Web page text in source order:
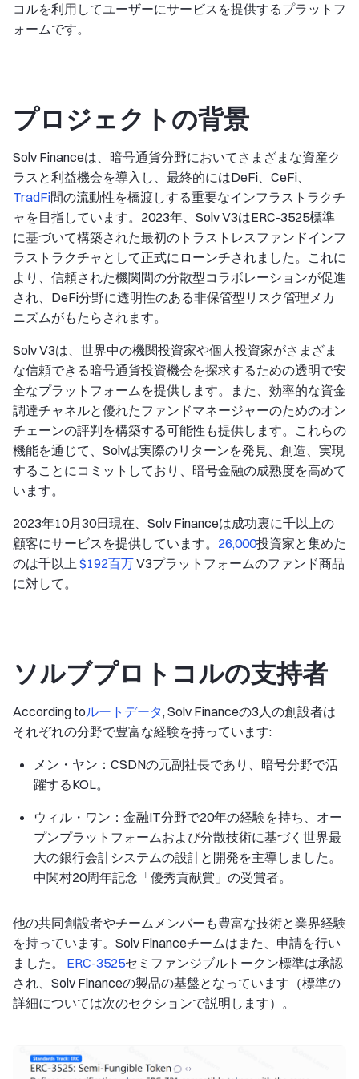
コルを利用してユーザーにサービスを提供するプラットフ
ォームです。
プロジェクトの背景
Solv Financeは、暗号通貨分野においてさまざまな資産ク
ラスと利益機会を導入し、最終的にはDeFi、CeFi、
TradFi間の流動性を橋渡しする重要なインフラストラクチ
ャを目指しています。2023年、Solv V3はERC-3525標準
に基づいて構築された最初のトラストレスファンドインフ
ラストラクチャとして正式にローンチされました。これに
より、信頼された機関間の分散型コラボレーションが促進
され、DeFi分野に透明性のある非保管型リスク管理メカ
ニズムがもたらされます。
Solv V3は、世界中の機関投資家や個人投資家がさまざま
な信頼できる暗号通貨投資機会を探求するための透明で安
全なプラットフォームを提供します。また、効率的な資金
調達チャネルと優れたファンドマネージャーのためのオン
チェーンの評判を構築する可能性も提供します。これらの
機能を通じて、Solvは実際のリターンを発見、創造、実現
することにコミットしており、暗号金融の成熟度を高めて
います。
2023年10月30日現在、Solv Financeは成功裏に千以上の
顧客にサービスを提供しています。 26,000投資家と集めた
のは千以上 $192百万V3プラットフォームのファンド商品
に対して。
ソルブプロトコルの支持者
According toルートデータ, Solv Financeの3人の創設者は
それぞれの分野で豊富な経験を持っています:
メン・ヤン：CSDNの元副社長であり、暗号分野で活
躍するKOL。
ウィル・ワン：金融IT分野で20年の経験を持ち、オー
プンプラットフォームおよび分散技術に基づく世界最
大の銀行会計システムの設計と開発を主導しました。
中関村20周年記念「優秀貢献賞」の受賞者。
他の共同創設者やチームメンバーも豊富な技術と業界経験
を持っています。Solv Financeチームはまた、申請を行い
ました。
ERC-3525セミファンジブルトークン標準は承認
され、Solv Financeの製品の基盤となっています（標準の
詳細については次のセクションで説明します）。